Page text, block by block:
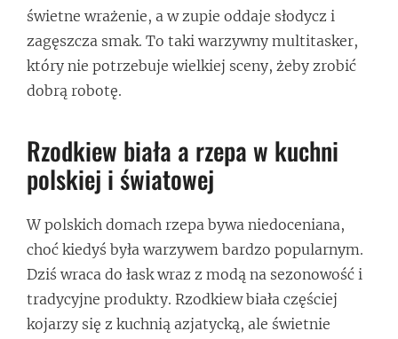
świetne wrażenie, a w zupie oddaje słodycz i
zagęszcza smak. To taki warzywny multitasker,
który nie potrzebuje wielkiej sceny, żeby zrobić
dobrą robotę.
Rzodkiew biała a rzepa w kuchni
polskiej i światowej
W polskich domach rzepa bywa niedoceniana,
choć kiedyś była warzywem bardzo popularnym.
Dziś wraca do łask wraz z modą na sezonowość i
tradycyjne produkty. Rzodkiew biała częściej
kojarzy się z kuchnią azjatycką, ale świetnie